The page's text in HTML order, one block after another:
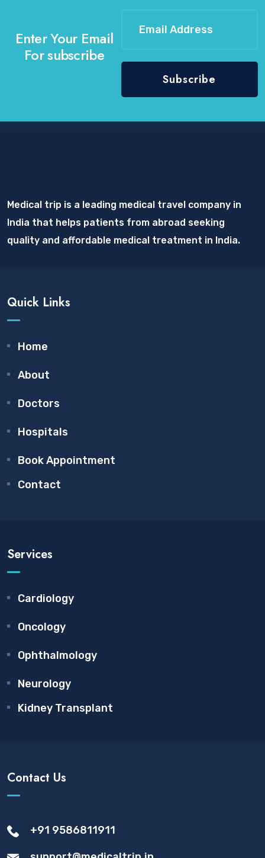
Enter Your Email
For subscribe
Medical trip is a leading medical travel company in
India that helps patients from abroad seeking
quality and affordable medical treatment in India.
Quick Links
Home
About
Doctors
Hospitals
Book Appointment
Contact
Services
Cardiology
Oncology
Ophthalmology
Neurology
Kidney Transplant
Contact Us
+91 9586811911